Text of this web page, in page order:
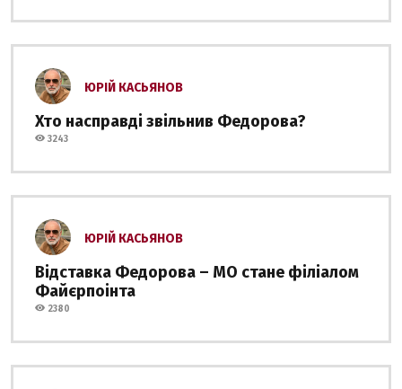
ЮРІЙ КАСЬЯНОВ
Хто насправді звільнив Федорова?
3243
ЮРІЙ КАСЬЯНОВ
Відставка Федорова – МО стане філіалом
Файєрпоінта
2380